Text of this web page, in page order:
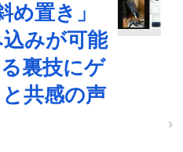
め置き」
みが可能
裏技にゲ
共感の声